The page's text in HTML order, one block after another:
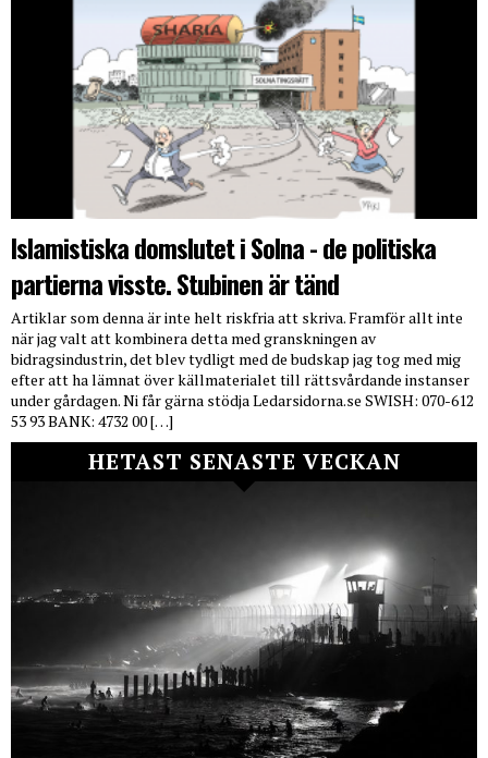
Islamistiska domslutet i Solna - de politiska
partierna visste. Stubinen är tänd
Artiklar som denna är inte helt riskfria att skriva. Framför allt inte
när jag valt att kombinera detta med granskningen av
bidragsindustrin, det blev tydligt med de budskap jag tog med mig
efter att ha lämnat över källmaterialet till rättsvårdande instanser
under gårdagen. Ni får gärna stödja Ledarsidorna.se SWISH: 070-612
53 93 BANK: 4732 00 […]
HETAST SENASTE VECKAN